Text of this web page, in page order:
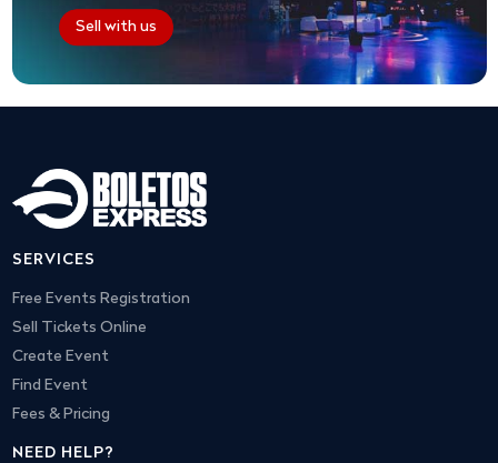
Sell with us
SERVICES
Free Events Registration
Sell Tickets Online
Create Event
Find Event
Fees & Pricing
NEED HELP?